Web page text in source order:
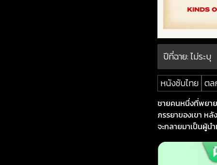
ปีที่ฉาย:ไม่ระบุ
หนังซับไทย ต
ชายคนหนึ่งที่พยา
ภรรยาของเขา ห
จะกลายมาเป็นผู้